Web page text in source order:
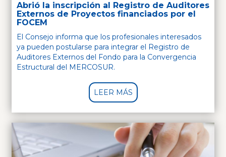
Abrió la inscripción al Registro de Auditores
Externos de Proyectos financiados por el
FOCEM
El Consejo informa que los profesionales interesados
ya pueden postularse para integrar el Registro de
Auditores Externos del Fondo para la Convergencia
Estructural del MERCOSUR.
LEER MÁS